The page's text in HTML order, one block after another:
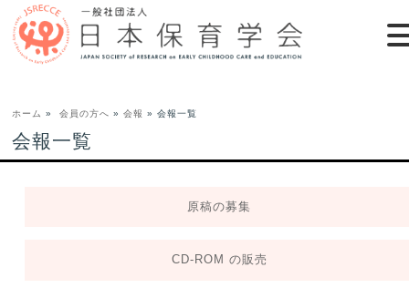
ホーム »会員の方へ »会報 » 会報一覧
会報一覧
原稿の募集
CD-ROM の販売